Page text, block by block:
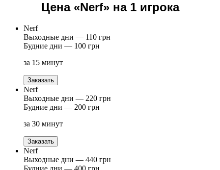
Цена «Nerf» на 1 игрока
Nerf
Выходные дни — 110 грн
Будние дни — 100 грн
за 15 минут
Заказать
Nerf
Выходные дни — 220 грн
Будние дни — 200 грн
за 30 минут
Заказать
Nerf
Выходные дни — 440 грн